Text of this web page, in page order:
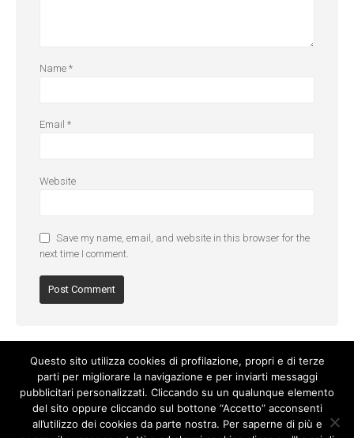
Name *
Email *
Website
Save my name, email, and website in this browser for the
next time I comment.
Questo sito utilizza cookies di profilazione, propri e di terze
parti per migliorare la navigazione e per inviarti messaggi
pubblicitari personalizzati. Cliccando su un qualunque elemento
del sito oppure cliccando sul bottone “Accetto” acconsenti
all’utilizzo dei cookies da parte nostra. Per saperne di più e